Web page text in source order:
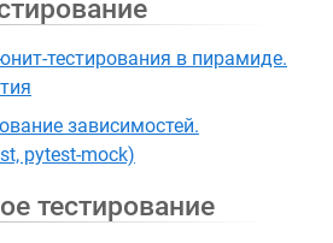
тестирования в пирамиде.
зависимостей.
pytest-mock)
тестирование